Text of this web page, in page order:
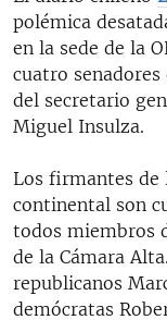
polémica
en la sede de la
cuatro
del secretario
Miguel Insulza.
Los firmantes de
continental son
todos miembros
de la Cámara
republicanos
demócratas